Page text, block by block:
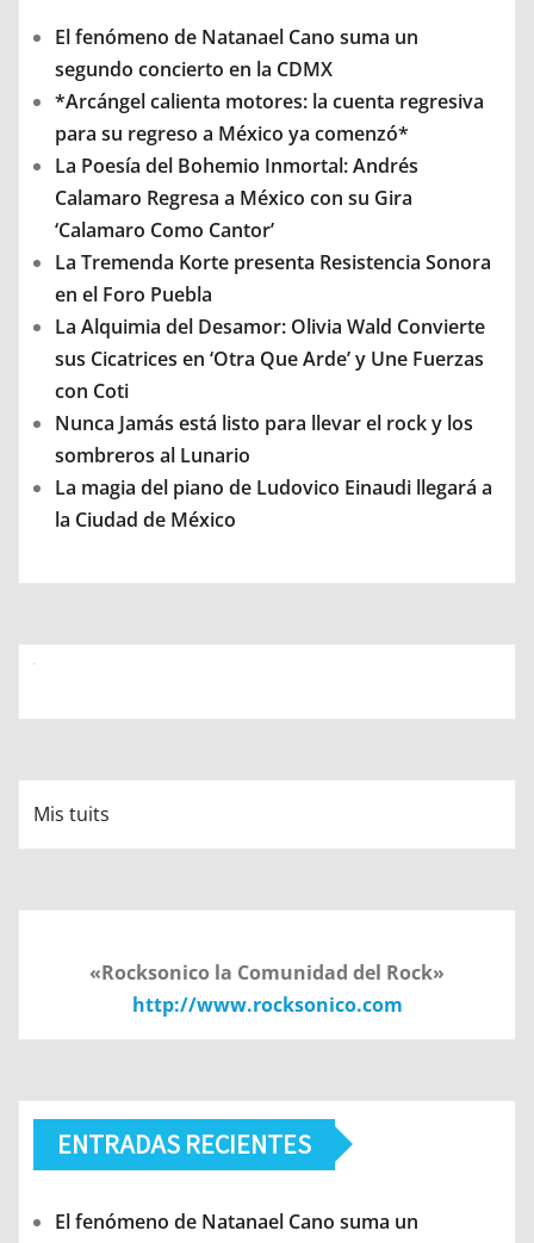
El fenómeno de Natanael Cano suma un
segundo concierto en la CDMX
*Arcángel calienta motores: la cuenta regresiva
para su regreso a México ya comenzó*
La Poesía del Bohemio Inmortal: Andrés
Calamaro Regresa a México con su Gira
‘Calamaro Como Cantor’
La Tremenda Korte presenta Resistencia Sonora
en el Foro Puebla
La Alquimia del Desamor: Olivia Wald Convierte
sus Cicatrices en ‘Otra Que Arde’ y Une Fuerzas
con Coti
Nunca Jamás está listo para llevar el rock y los
sombreros al Lunario
La magia del piano de Ludovico Einaudi llegará a
la Ciudad de México
Mis tuits
«Rocksonico la Comunidad del Rock»
http://www.rocksonico.com
ENTRADAS RECIENTES
El fenómeno de Natanael Cano suma un